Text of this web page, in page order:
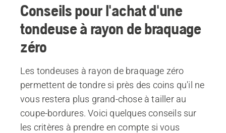
Conseils pour l'achat d'une
tondeuse à rayon de braquage
zéro
Les tondeuses à rayon de braquage zéro
permettent de tondre si près des coins qu'il ne
vous restera plus grand-chose à tailler au
coupe-bordures. Voici quelques conseils sur
les critères à prendre en compte si vous